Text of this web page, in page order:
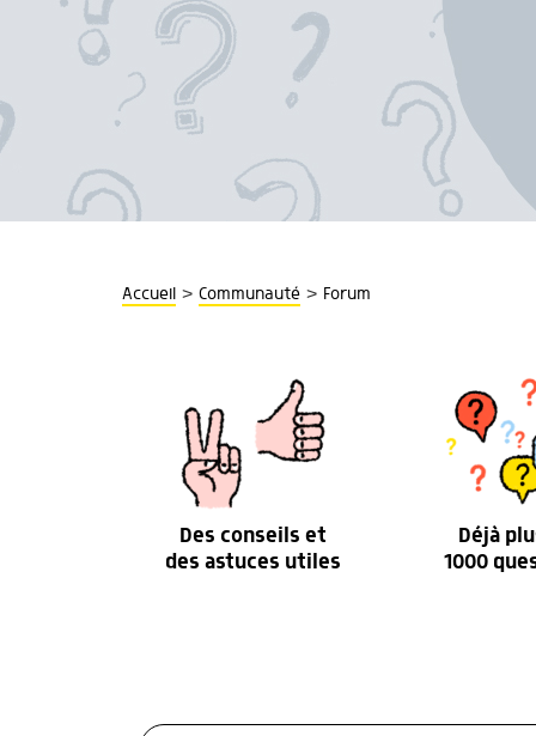
Accueil > Communauté > Forum
Des conseils et
des astuces utiles
Déjà
1000